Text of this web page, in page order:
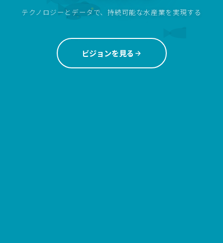
テクノロジーとデータで、持続可能な水産業を実現する
ビジョンを見る